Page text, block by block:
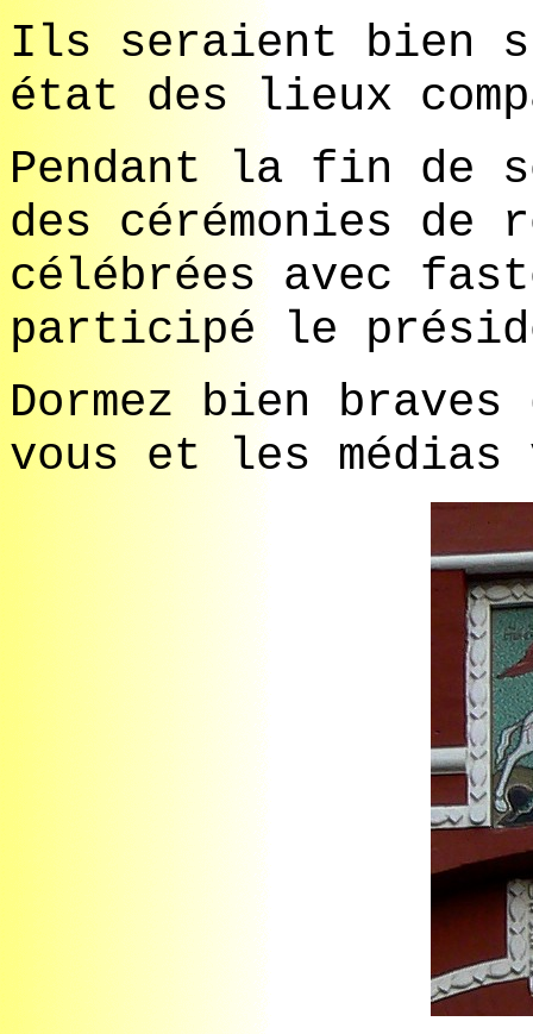
Ils seraient bien
état des lieux
Pendant la fin de
des cérémonies
célébrées avec
participé le
Dormez bien
vous et les médias